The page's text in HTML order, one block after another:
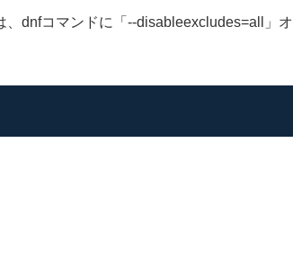
dnfコマンドに「--disableexcludes=all」オ